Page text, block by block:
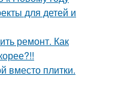
для детей и
ремонт. Как
вместо плитки.